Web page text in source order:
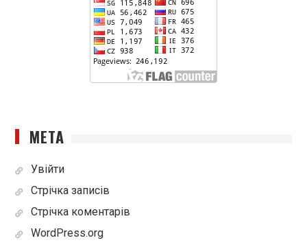
МЕТА
Увійти
Стрічка записів
Стрічка коментарів
WordPress.org